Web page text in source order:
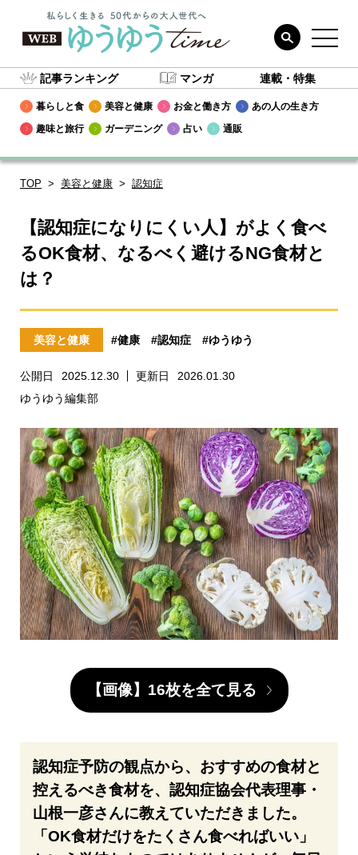
記事ランキング マンガ 連載・特集
暮らしと食 美容と健康 お金と働き方
あの人の生き方
趣味と旅行
ガーデニング 占い 通販
TOP 美容と健康 認知症
【認知症になりにくい人】がよく食べ
るOK食材、なるべく避けるNG食材と
は？
美容と健康 #健康 #認知症 #ゆうゆう
公開日 2025.12.30 更新日
2026.01.30
ゆうゆう編集部
【画像】16枚を全て見る
認知症予防の観点から、おすすめの食材と
控えるべき食材を、認知症協会代表理事・
山根一彦さんに教えていただきました。
「OK食材だけをたくさん食べればいい」